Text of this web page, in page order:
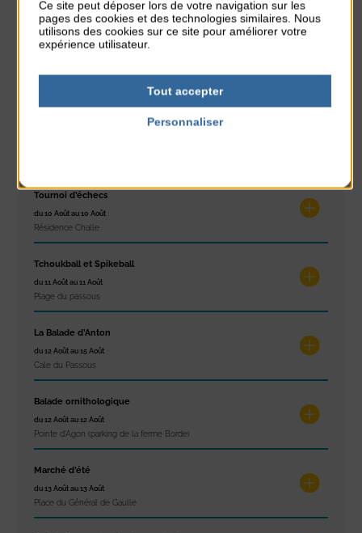
du 10 Août au 16 Août
Petit Office
du 10 Août au 14 Août
Tournoi d’échecs
du 10 Août au 10 Août
Résidence Challe
Tchoukball et Spikeball
du 11 Août au 11 Août
Plage du passous
La Balade d’Anton
du 12 Août au 15 Août
Cale du Passous
Balade ornithologique
du 12 Août au 12 Août
Pointe d'Agon (parking de la ferme Borde)
Marché d’été
du 13 Août au 13 Août
Place du Général de Gaulle
Ce site peut déposer lors de votre navigation sur les
pages des cookies et des technologies similaires. Nous
utilisons des cookies sur ce site pour améliorer votre
expérience utilisateur.
Tout accepter
Personnaliser